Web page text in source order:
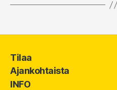
Tilaa
Ajankohtaista
INFO